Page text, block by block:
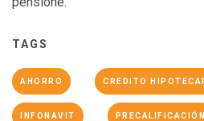
TAGS
AHORRO CREDITO
INFONAVIT PRECALIFICACIÓN